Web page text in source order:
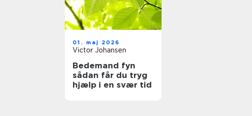
01. maj 2026
Victor Johansen
Bedemand fyn
sådan får du tryg
hjælp i en svær tid